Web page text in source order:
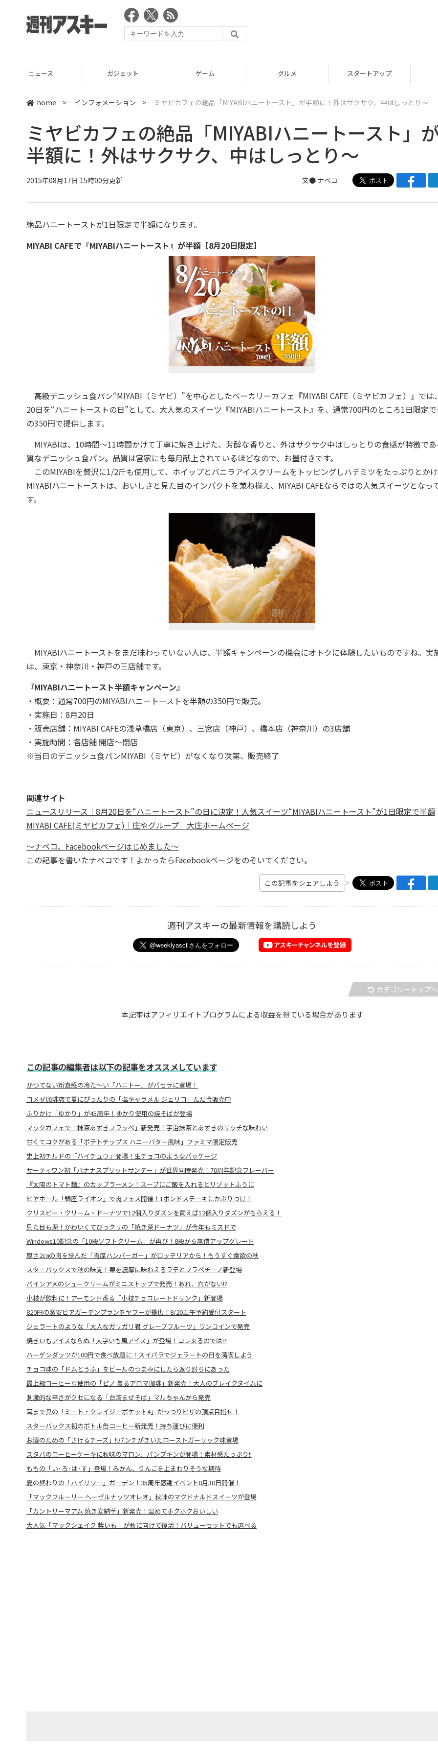
ニュース ガジェット ゲーム グルメ スタートアップ
home > インフォメーション > ミヤビカフェの絶品「MIYABIハニートースト」が半額に！外はサクサク、中はしっとり～
ミヤビカフェの絶品「MIYABIハニートースト」
半額に！外はサクサク、中はしっとり～
2015年08月17日 15時00分更新 文● ナベコ
絶品ハニートーストが1日限定で半額になります。
MIYABI CAFEで『MIYABIハニートースト』が半額【8月20日限定】
高級デニッシュ食パン“MIYABI（ミヤビ）”を中心としたベーカリーカフェ『MIYABI CAFE（ミヤビカフェ）』では
20日を“ハニートーストの日”として、大人気のスイーツ『MIYABIハニートースト』を、通常700円のところ1日限定
の350円で提供します。
MIYABIは、10時間～11時間かけて丁寧に焼き上げた、芳醇な香りと、外はサクサク中はしっとりの食感が特徴で
質なデニッシュ食パン。品質は宮家にも毎月献上されているほどなので、お墨付きです。
このMIYABIを贅沢に1/2斤も使用して、ホイップとバニラアイスクリームをトッピングしハチミツをたっぷりとか
MIYABIハニートーストは、おいしさと見た目のインパクトを兼ね揃え、MIYABI CAFEならではの人気スイーツとなっ
す。
MIYABIハニートーストをまだ味わっていない人は、半額キャンペーンの機会にオトクに体験したいものですね。実
は、東京・神奈川・神戸の三店舗です。
『MIYABIハニートースト半額キャンペーン』
・概要：通常700円のMIYABIハニートーストを半額の350円で販売。
・実施日：8月20日
・販売店舗：MIYABI CAFEの浅草橋店（東京）、三宮店（神戸）、橋本店（神奈川）の3店舗
・実施時間：各店舗 開店～閉店
※当日のデニッシュ食パンMIYABI（ミヤビ）がなくなり次第、販売終了
関連サイト
ニュースリリース｜8月20日を“ハニートースト”の日に決定！人気スイーツ“MIYABIハニートースト”が1日限定で半額
MIYABI CAFE(ミヤビカフェ)｜庄やグループ 大庄ホームページ
～ナベコ、Facebookページはじめました～
この記事を書いたナベコです！よかったらFacebookページをのぞいてください。
この記事をシェアしよう
週刊アスキーの最新情報を購読しよう
カテゴリートップへ
本記事はアフィリエイトプログラムによる収益を得ている場合があります
この記事の編集者は以下の記事をオススメしています
かつてない新食感の冷た～い「ハニトー」がパセラに登場！
コメダ珈琲店で夏にぴったりの「塩キャラメル ジェリコ」ただ今販売中
ふりかけ「ゆかり」が45周年！ゆかり使用の焼そばが登場
マックカフェで「抹茶あずきフラッペ」新発売！宇治抹茶とあずきのリッチな味わい
甘くてコクがある「ポテトチップス ハニーバター風味」ファミマ限定販売
史上初チルドの「ハイチュウ」登場！生チョコのようなパッケージ
サーティワン初「バナナスプリットサンデー」が世界同時発売！70周年記念フレーバー
『太陽のトマト麺』のカップラーメン！スープにご飯を入れるとリゾットふうに
ビヤホール「銀座ライオン」で肉フェス開催！1ポンドステーキにかぶりつけ！
クリスピー・クリーム・ドーナツで12個入りダズンを買えば12個入りダズンがもらえる！
見た目も栗！かわいくてびっクリの「焼き栗ドーナツ」が今年もミスドで
Windows10記念の「10段ソフトクリーム」が再び！8段から無償アップグレード
厚さ2㎝の肉を挟んだ「肉厚ハンバーガー」がロッテリアから！もうすぐ食欲の秋
スターバックスで秋の味覚！栗を濃厚に味わえるラテとフラペチーノ新登場
パインアメのシュークリームがミニストップで発売！あれ、穴がない!?
小枝が飲料に！アーモンド香る「小枝チョコレートドリンク」新登場
820円の激安ビアガーデンプランをヤフーが提供！8/20正午予約受付スタート
ジェラートのような「大人なガリガリ君 グレープフルーツ」ワンコインで発売
焼きいもアイスならぬ「大学いも風アイス」が登場！コレ来るのでは!?
ハーゲンダッツが100円で食べ放題に！スイパラでジェラートの日を満喫しよう
チョコ味の「ドムとうふ」をビールのつまみにしたら返り討ちにあった
最上級コーヒー豆使用の「ピノ 薫るアロマ珈琲」新発売！大人のブレイクタイムに
刺激的な辛さがクセになる「台湾まぜそば」マルちゃんから発売
耳まで具の「ミート・クレイジーポケット4」がっつりピザの頂点目指せ！
スターバックス初のボトル缶コーヒー新発売！持ち運びに便利
お酒のための「さけるチーズ」!!パンチがきいたローストガーリック味登場
スタバのコーヒーケーキに秋味のマロン、パンプキンが登場！素材感たっぷり!!
ももの「い･ろ･は･す」登場！みかん、りんごを上まわりそうな期待
夏の終わりの「ハイサワー」ガーデン！35周年感謝イベント8月30日開催！
「マックフルーリー ヘーゼルナッツオレオ」秋味のマクドナルドスイーツが登場
「カントリーマアム 焼き安納芋」新発売！温めてホクホクおいしい
大人気「マックシェイク 紫いも」が秋に向けて復活！バリューセットでも選べる